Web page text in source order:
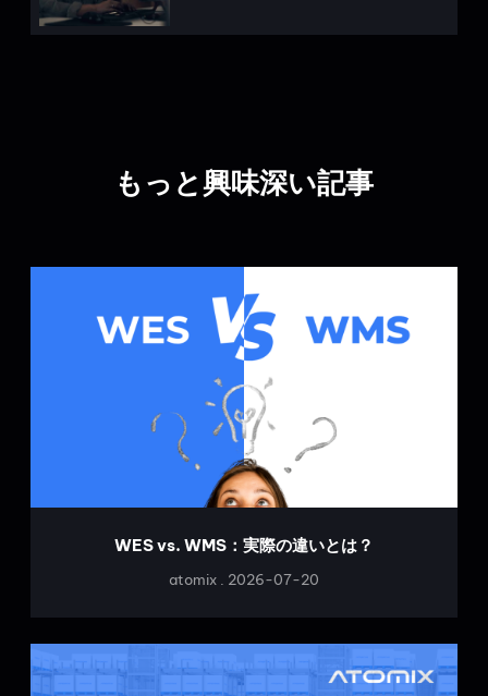
もっと興味深い記事
WES vs. WMS：実際の違いとは？
atomix 2026-07-20